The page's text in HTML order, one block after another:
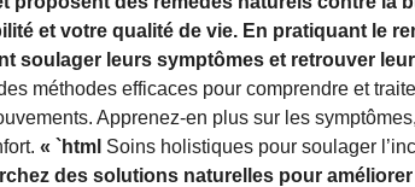
et votre qualité de vie. En pratiquant le
soulager leurs symptômes et retrouver
méthodes efficaces pour comprendre et
Apprenez-en plus sur les
« `html Soins holistiques pour soulager
des solutions naturelles pour